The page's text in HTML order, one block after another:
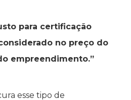
para certificação
no preço do
empreendimento.”
esse tipo de